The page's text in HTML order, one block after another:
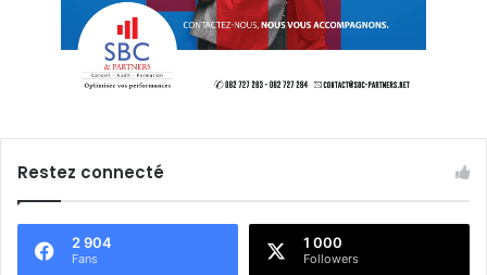
Restez connecté
2 904
Fans
1 000
Followers